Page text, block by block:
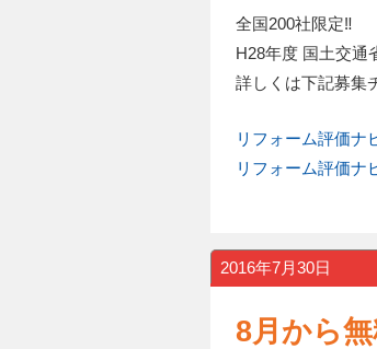
全国200社限定‼
H28年度 国土交通
詳しくは下記募集
リフォーム評価ナ
リフォーム評価ナ
2016年7月30日
8月から無